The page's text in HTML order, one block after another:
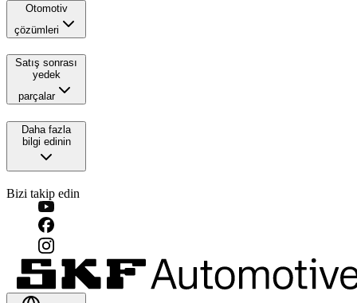
Otomotiv
çözümleri
Satış sonrası
yedek
parçalar
Daha fazla
bilgi edinin
Bizi takip edin